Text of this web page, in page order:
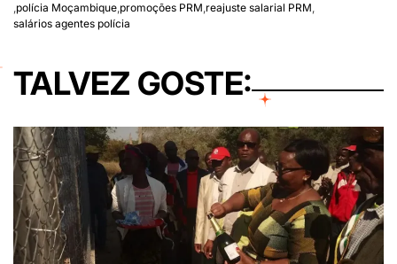
,polícia Moçambique,promoções PRM,reajuste salarial PRM,
salários agentes polícia
TALVEZ GOSTE: